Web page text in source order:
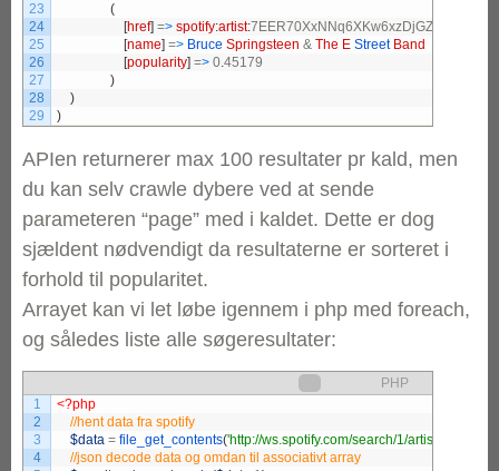
23
24
25
26
27
28
29
(
[href] => spotify:artist:
[name] => Bruce Springsteen & The E Street Band
[popularity] => 0.
)
)
)
APIen returnerer max 100 resultater pr kald, men
du kan selv crawle dybere ved at sende
parameteren “page” med i kaldet. Dette er dog
sjældent nødvendigt da resultaterne er sorteret i
forhold til popularitet.
Arrayet kan vi let løbe igennem i php med foreach,
og således liste alle søgeresultater:
PHP
1
2
3
4
<?php
$data = file_get_contents('http://ws.spotify.com/search/1/